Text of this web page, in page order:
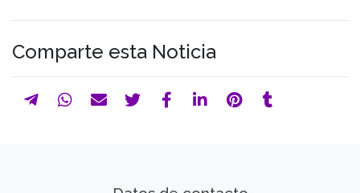
Comparte esta Noticia